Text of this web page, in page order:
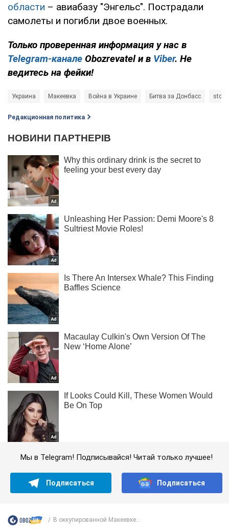
области – авиабазу "Энгельс". Пострадали
самолеты и погибли двое военных.
Только проверенная информация у нас в
Telegram-канале Obozrevatel и в Viber. Не
ведитесь на фейки!
Украина Макеевка Война в Украине Битва за Донбасс
Редакционная политика
Мы в Telegram! Подписывайся! Читай только лучшее!
Подписаться Подписаться
В оккупированной Макеевке...